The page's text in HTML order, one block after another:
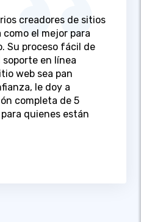
creadores de sitios
como el mejor para
Su proceso fácil de
en línea
web sea pan
le doy a
completa de 5
quienes están